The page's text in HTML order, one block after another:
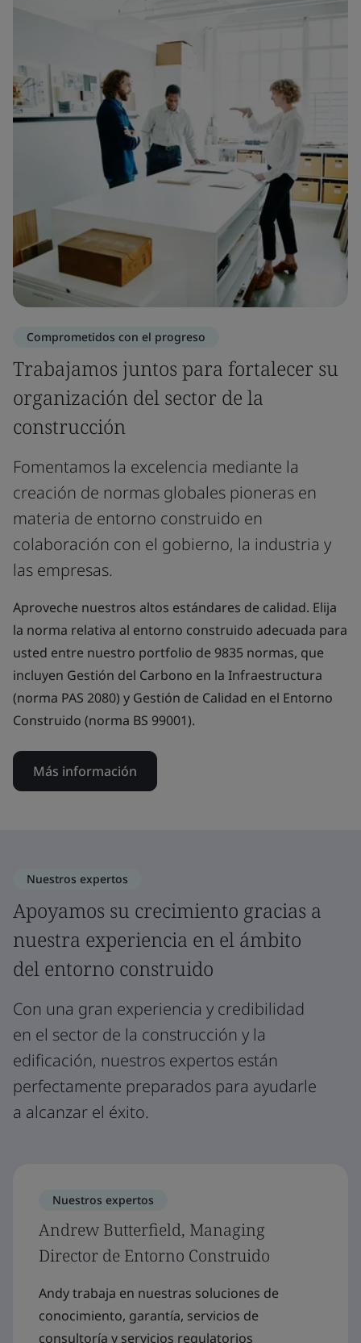
Comprometidos con el progreso
Trabajamos juntos para fortalecer su
organización del sector de la
construcción
Fomentamos la excelencia mediante la
creación de normas globales pioneras en
materia de entorno construido en
colaboración con el gobierno, la industria y
las empresas.
Aproveche nuestros altos estándares de calidad. Elija
la norma relativa al entorno construido adecuada para
usted entre nuestro portfolio de 9835 normas, que
incluyen Gestión del Carbono en la Infraestructura
(norma PAS 2080) y Gestión de Calidad en el Entorno
Construido (norma BS 99001).
Más información
Nuestros expertos
Apoyamos su crecimiento gracias a
nuestra experiencia en el ámbito
del entorno construido
Con una gran experiencia y credibilidad
en el sector de la construcción y la
edificación, nuestros expertos están
perfectamente preparados para ayudarle
a alcanzar el éxito.
Nuestros expertos
Andrew Butterfield, Managing
Director de Entorno Construido
Andy trabaja en nuestras soluciones de
conocimiento, garantía, servicios de
consultoría y servicios regulatorios